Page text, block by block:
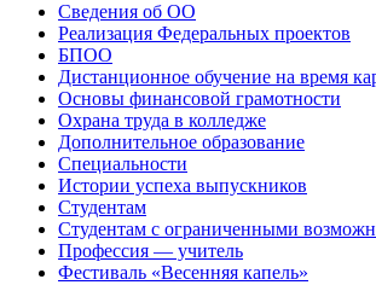
Сведения об ОО
Реализация Федеральных проектов
БПОО
Дистанционное обучение на время
Основы финансовой грамотности
Охрана труда в колледже
Дополнительное образование
Специальности
Истории успеха выпускников
Студентам
Студентам с ограниченными
Профессия — учитель
Фестиваль «Весенняя капель»